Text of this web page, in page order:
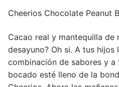
Cheerios Chocolate
Cacao real y mantequilla de
desayuno? Oh si. A tus
combinación de sabores y
bocado esté lleno de la